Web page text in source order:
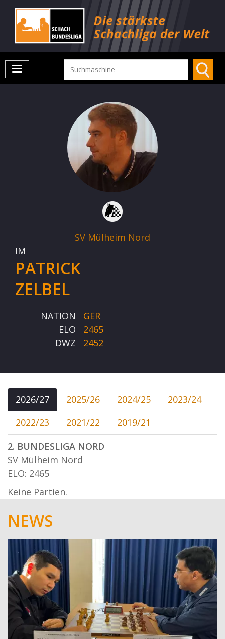
SV Mülheim Nord
IM
PATRICK
ZELBEL
NATION
GER
ELO
2465
DWZ
2452
2026/27 2025/26 2024/25
2023/24
2022/23
2021/22
2019/21
2. BUNDESLIGA NORD
SV Mülheim Nord
ELO: 2465
Keine Partien.
NEWS